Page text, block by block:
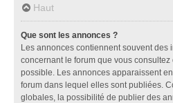
Haut
Que sont les annonces ?
Les annonces contiennent souvent des
concernant le forum que vous
possible. Les annonces apparaissent
forum dans lequel elles sont publiées.
globales, la possibilité de publier des